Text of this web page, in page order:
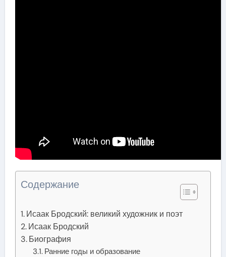
Содержание
Исаак Бродский: великий художник и поэт
Исаак Бродский
Биография
Ранние годы и образование